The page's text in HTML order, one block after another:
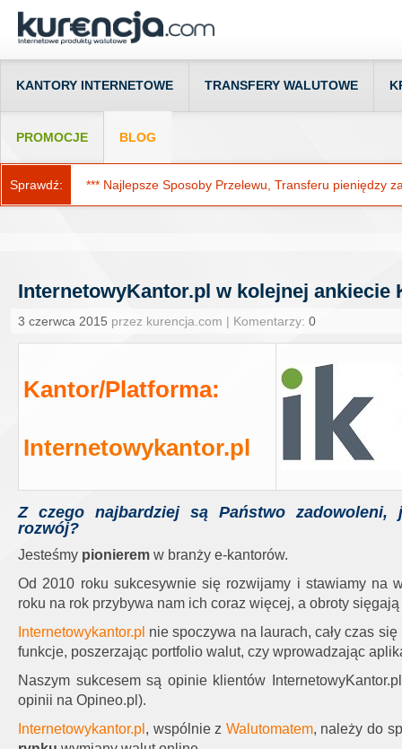
KANTORY INTERNETOWE TRANSFERY WALUTOWE
PROMOCJE BLOG
Sprawdź: *** Najlepsze Sposoby Przelewu, Transferu pieniędzy
InternetowyKantor.pl w kolejnej ankiecie
3 czerwca 2015 przez kurencja.com | Komentarzy: 0
Kantor/Platforma:
Internetowykantor.pl
Z czego najbardziej są Państwo
rozwój?
Jesteśmy pionierem w branży e-kantorów.
Od 2010 roku sukcesywnie się rozwijamy i stawiamy na
roku na rok przybywa nam ich coraz więcej, a obroty
Internetowykantor.pl nie spoczywa na laurach, cały czas
funkcje, poszerzając portfolio walut, czy wprowadzając
Naszym sukcesem są opinie klientów
opinii na Opineo.pl).
Internetowykantor.pl , wspólnie z Walutomatem, należy do